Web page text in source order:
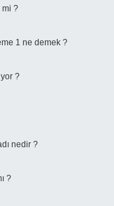
mi ?
1 ne demek ?
?
nedir ?
?